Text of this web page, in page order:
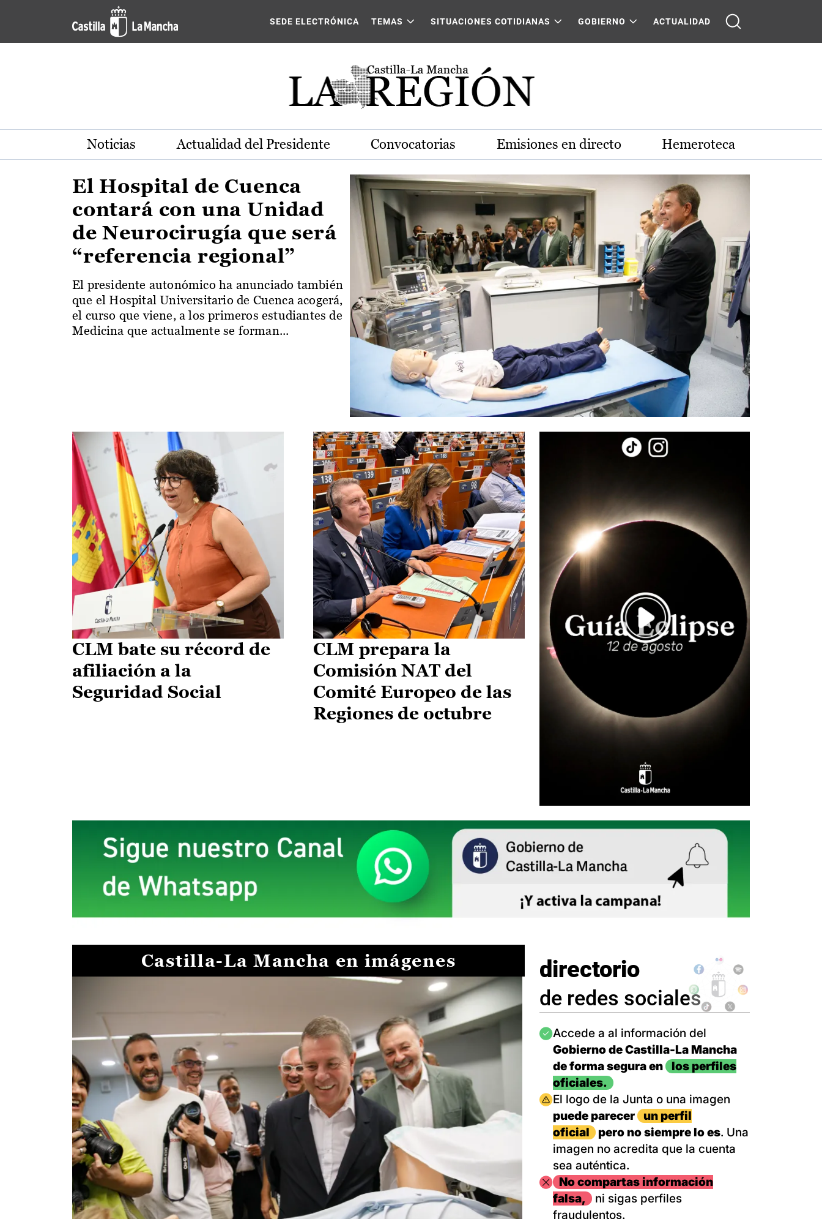
Pasar al contenido principal
Actualidad de la región de Castilla-La Mancha
SEDE ELECTRÓNICA TEMAS SITUACIONES COTIDIANAS GOBIERNO ACTUALIDAD
Noticias Actualidad del Presidente Convocatorias Emisiones en directo Hemeroteca
El Hospital de Cuenca
contará con una Unidad
de Neurocirugía que será
“referencia regional”
El presidente autonómico ha anunciado también
que el Hospital Universitario de Cuenca acogerá,
el curso que viene, a los primeros estudiantes de
Medicina que actualmente se forman...
CLM bate su récord de
afiliación a la
Seguridad Social
CLM prepara la
Comisión NAT del
Comité Europeo de las
Regiones de octubre
Castilla-La Mancha en imágenes directorio
de redes sociales
Imagen
Accede a al información del
Gobierno de Castilla-La Mancha
de forma segura en
los perfiles
oficiales.
Imagen
El logo de la Junta o una imagen
puede parecer
un perfil
oficial
pero no siempre lo es. Una
imagen no acredita que la cuenta
sea auténtica.
ImagenNo compartas información
falsa,
ni sigas perfiles
fraudulentos.